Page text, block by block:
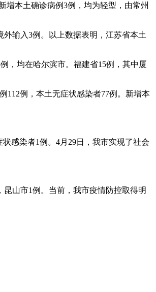
增本土确诊病例3例，均为轻型，由常州
输入3例。以上数据表明，江苏省本土
，均在哈尔滨市。福建省15例，其中厦
112例，本土无症状感染者77例。新增本
感染者1例。4月29日，我市实现了社会
昆山市1例。当前，我市疫情防控取得明